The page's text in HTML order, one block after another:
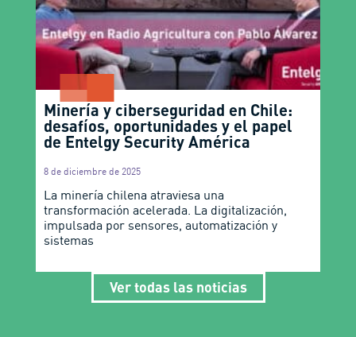
Minería y ciberseguridad en Chile:
desafíos, oportunidades y el papel
de Entelgy Security América
8 de diciembre de 2025
La minería chilena atraviesa una
transformación acelerada. La digitalización,
impulsada por sensores, automatización y
sistemas
Ver todas las noticias